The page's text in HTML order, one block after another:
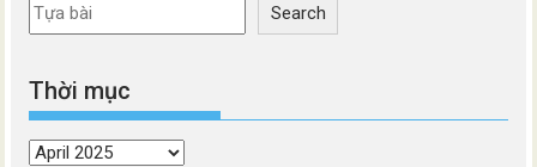
Search
Thời mục
Thời